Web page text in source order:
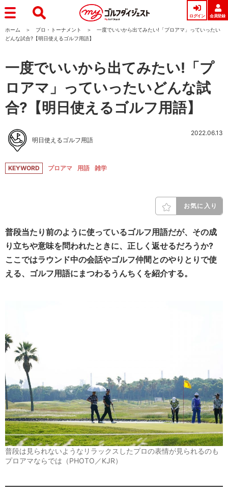
ログイン 会員登録
ホーム プロ・トーナメント
一度でいいから出てみたい!「プロアマ」っていったい
どんな試合?【明日使えるゴルフ用語】
一度でいいから出てみたい!「プ
ロアマ」っていったいどんな試
合?【明日使えるゴルフ用語】
明日使えるゴルフ用語
2022.06.13
KEYWORD プロアマ 用語 雑学
お気に入り
普段当たり前のように使っているゴルフ用語だが、その成
り立ちや意味を問われたときに、正しく返せるだろうか?
ここではラウンド中の会話やゴルフ仲間とのやりとりで使
える、ゴルフ用語にまつわるうんちくを紹介する。
普段は見られないようなリラックスしたプロの表情が見られるのも
プロアマならでは（PHOTO／KJR）